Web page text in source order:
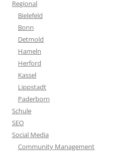
Regional
Bielefeld
Bonn
Detmold
Hameln
Herford
Kassel
Lippstadt
Paderborn
Schule
SEO
Social Media
Community Management